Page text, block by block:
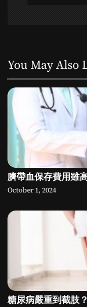
You May Also
臍帶血保存費用雖
October 1, 2024
糖尿病嚴重到截肢